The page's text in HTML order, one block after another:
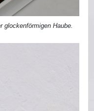
glockenförmigen Haube.